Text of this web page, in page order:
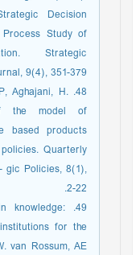
Decision
Study of
Strategic
9(4), 351-379.
Aghajani, H.
the model of
based products
Quarterly
gic Policies, 8(1),
2-22.
knowledge:
for the
van Rossum, AE